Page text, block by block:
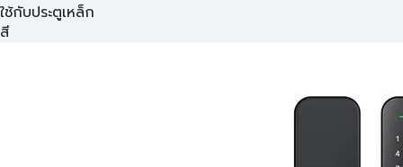
ใช้กับประตูเหล็ก
สี